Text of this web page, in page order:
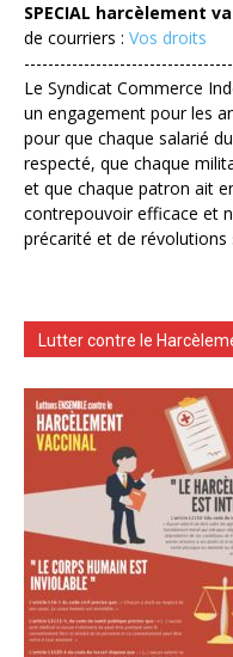
SPECIAL harcèlement
de courriers : Vos droits
Le Syndicat Commerce
un engagement pour les
pour que chaque salarié
respecté, que chaque
et que chaque patron ait
contrepouvoir efficace et
précarité et de révolutions
Lutter contre le